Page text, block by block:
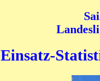
Einsatz-